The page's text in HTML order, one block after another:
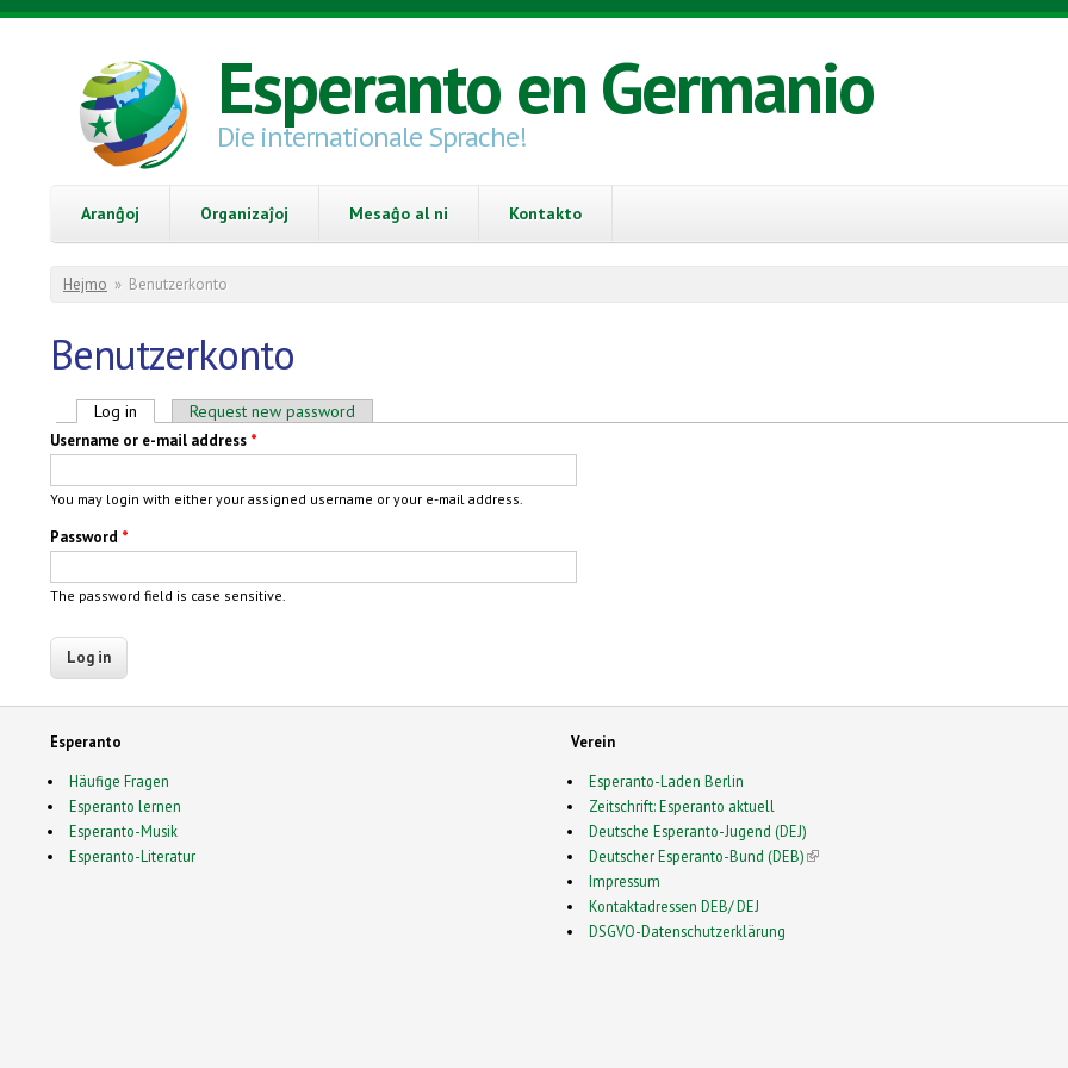
Skip to main content
Esperanto en Germanio
Die internationale Sprache!
Aranĝoj Organizaĵoj Mesaĝo al ni Kontakto
You are here
Hejmo » Benutzerkonto
Benutzerkonto
Primary tabs
Log in (active tab)Request new password
Username or e-mail address *
You may login with either your assigned username or your e-mail address.
Password *
The password field is case sensitive.
Esperanto
Häufige Fragen
Esperanto lernen
Esperanto-Musik
Esperanto-Literatur
Verein
Esperanto-Laden Berlin
Zeitschrift: Esperanto aktuell
Deutsche Esperanto-Jugend (DEJ)
Deutscher Esperanto-Bund (DEB)(link is external)
Impressum
Kontaktadressen DEB/ DEJ
DSGVO-Datenschutzerklärung